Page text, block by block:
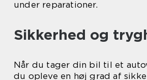
under reparationer.
Sikkerhed og
Når du tager din bil til et
du opleve en høj grad af